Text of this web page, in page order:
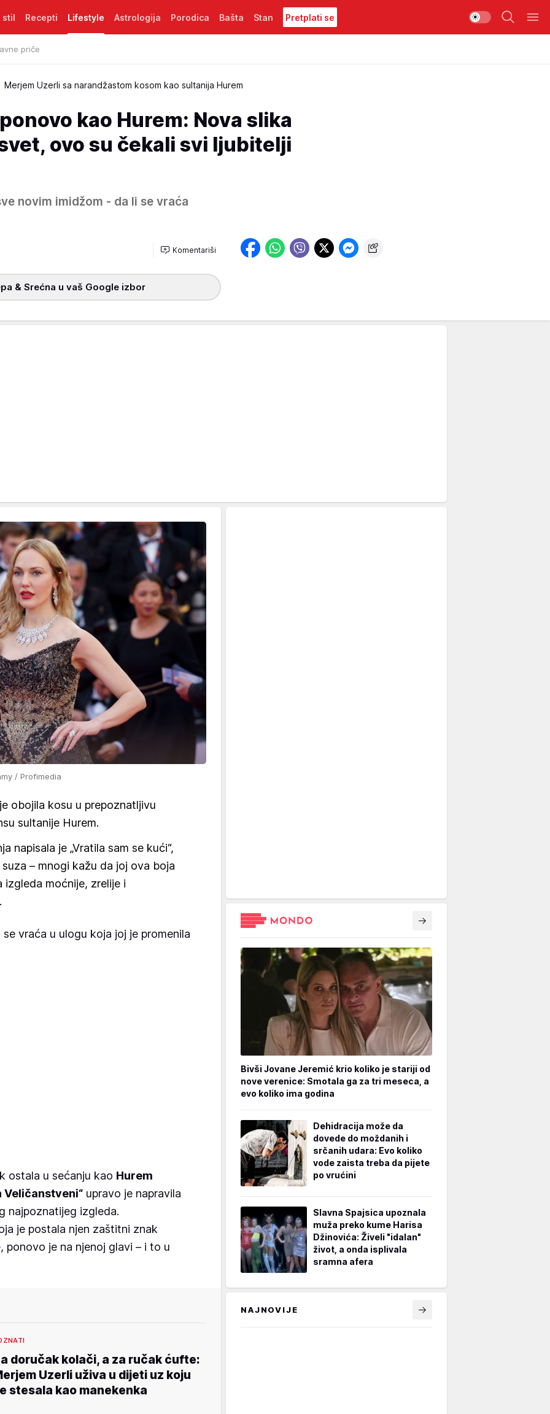
stil Recepti Lifestyle
priče
Astrologija Porodica Bašta Stan Pretplati se
Merjem Uzerli sa narandžastom kosom kao sultanija Hurem
kao Hurem: Nova slika
ovo su čekali svi ljubitelji
novim imidžom - da li se vraća
Komentariši
& Srećna u vaš Google izbor
/ Profimedia
obojila kosu u prepoznatljivu
sultanije Hurem.
napisala je „Vratila sam se kući“,
– mnogi kažu da joj ova boja
moćnije, zrelije i
vraća u ulogu koja joj je promenila
ostala u sećanju kao Hurem
Veličanstveni“ upravo je napravila
najpoznatijeg izgleda.
je postala njen zaštitni znak
ponovo je na njenoj glavi – i to u
doručak kolači, a za ručak ćufte:
Uzerli uživa u dijeti uz koju
stesala kao manekenka
Bivši Jovane Jeremić krio koliko je stariji od
nove verenice: Smotala ga za tri meseca, a
evo koliko ima godina
Dehidracija može da
dovede do moždanih i
srčanih udara: Evo koliko
vode zaista treba da pijete
po vrućini
Slavna Spajsica upoznala
muža preko kume Harisa
Džinovića: Živeli "idalan"
život, a onda isplivala
sramna afera
NAJNOVIJE